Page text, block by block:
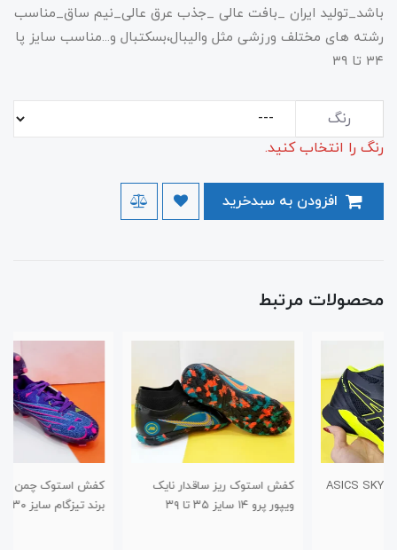
باشد_تولید ایران _بافت عالی _جذب عرق عالی_نیم ساق_مناسب
رشته های مختلف ورزشی مثل والیبال،بسکتبال و...مناسب سایز پا
۳۴ تا ۳۹
رنگ
رنگ را انتخاب کنید.
محصولات مرتبط
کفش استوک ریز ساقدار نایک
کفش استوک چمن طرح نیوبالانس
برند تیزگام سایز ۳۰ تا ۳۴